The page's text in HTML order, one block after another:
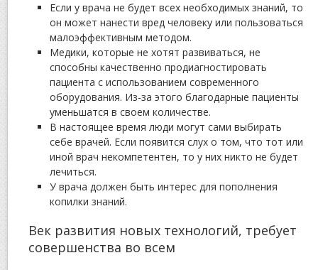
Если у врача не будет всех необходимых знаний, то
он может нанести вред человеку или пользоваться
малоэффективным методом.
Медики, которые не хотят развиваться, не
способны качественно продиагностировать
пациента с использованием современного
оборудования. Из-за этого благодарные пациенты
уменьшатся в своем количестве.
В настоящее время люди могут сами выбирать
себе врачей. Если появится слух о том, что тот или
иной врач некомпетентен, то у них никто не будет
лечиться.
У врача должен быть интерес для пополнения
копилки знаний.
Век развития новых технологий, требует
совершенства во всем